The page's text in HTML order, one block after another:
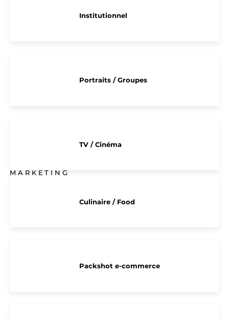
Institutionnel
Portraits / Groupes
TV / Cinéma
MARKETING
Culinaire / Food
Packshot e-commerce